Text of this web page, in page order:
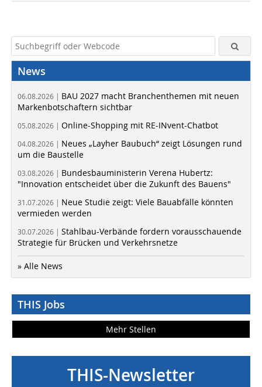
News
06.08.2026 | BAU 2027 macht Branchenthemen mit neuen
Markenbotschaftern sichtbar
05.08.2026 | Online-Shopping mit RE-INvent-Chatbot
04.08.2026 | Neues „Layher Baubuch“ zeigt Lösungen rund
um die Baustelle
03.08.2026 | Bundesbauministerin Verena Hubertz:
"Innovation entscheidet über die Zukunft des Bauens"
31.07.2026 | Neue Studie zeigt: Viele Bauabfälle könnten
vermieden werden
30.07.2026 | Stahlbau-Verbände fordern vorausschauende
Strategie für Brücken und Verkehrsnetze
» Alle News
THIS Jobs
Mehr Stellen
THIS-Newsletter